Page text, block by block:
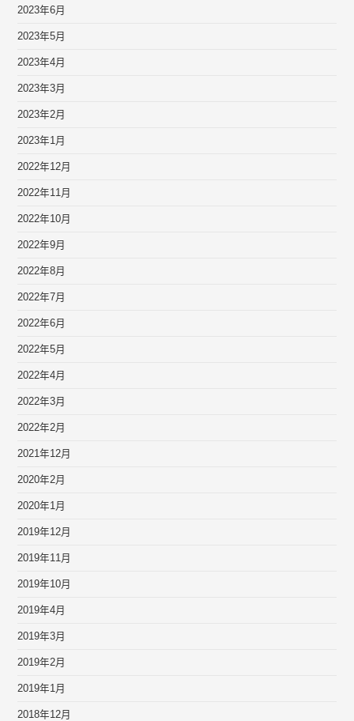
2023年6月
2023年5月
2023年4月
2023年3月
2023年2月
2023年1月
2022年12月
2022年11月
2022年10月
2022年9月
2022年8月
2022年7月
2022年6月
2022年5月
2022年4月
2022年3月
2022年2月
2021年12月
2020年2月
2020年1月
2019年12月
2019年11月
2019年10月
2019年4月
2019年3月
2019年2月
2019年1月
2018年12月